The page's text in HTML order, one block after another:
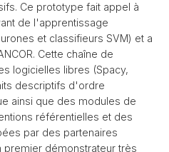
Ce prototype fait appel à
de l'apprentissage
et classifieurs SVM) et a
Cette chaîne de
logicielles libres (Spacy,
descriptifs d'ordre
ainsi que des modules de
référentielles et des
par des partenaires
premier démonstrateur très